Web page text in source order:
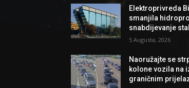
Elektroprivreda
smanjila
snabdijevanje
5 Augusta, 2026
Naoružajte se
kolone vozila na
graničnim